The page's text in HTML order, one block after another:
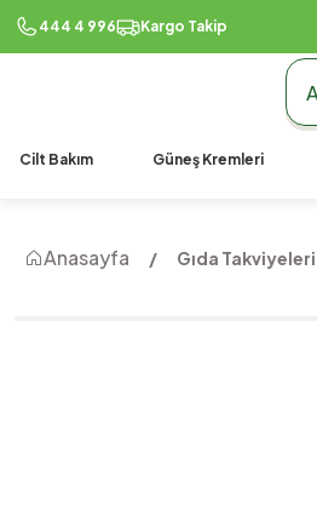
444 4 996 Kargo Takip
Cilt Bakım Güneş Kremleri
Anasayfa Gıda Takviyeleri